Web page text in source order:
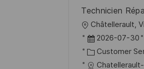
i
c
h
u
n
e
r
ö
f
e
Technicien
O
r
t
Châtellerault,
D
a
t
2026-07-30
K
a
Customer